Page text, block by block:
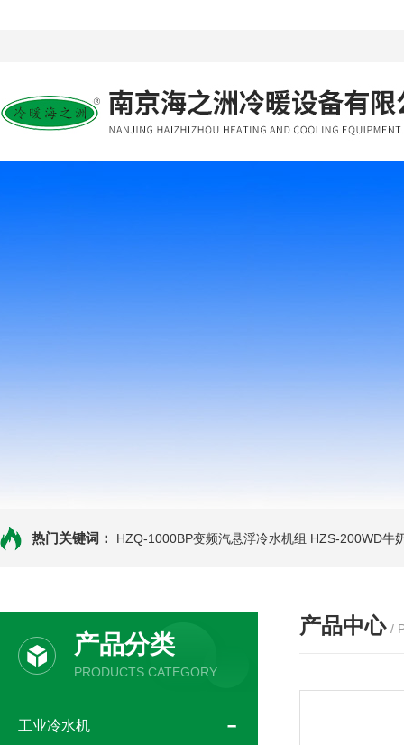
热门关键词： HZQ-1000BP变频汽悬浮冷水机组 HZS-200WD牛
产品分类
PRODUCTS CATEGORY
工业冷水机
产品中心 /